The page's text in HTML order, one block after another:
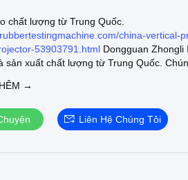
chất lượng từ Trung Quốc.
china-vertical-
53903791.html Dongguan Zhongli
sản xuất chất lượng từ Trung Quốc.
Máy nghiền hai cuộn:
supplier-two-
→
Liên Hệ Chúng Tôi